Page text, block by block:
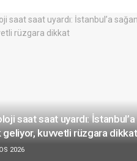
saat saat uyardı: İstanbul’a
geliyor, kuvvetli rüzgara dikkat
2026